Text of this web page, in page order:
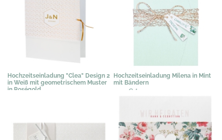
Hochzeitseinladung "Clea" Design 2
in Weiß mit geometrischem Muster
in Roségold
Hochzeitseinladung Milena in Mint
mit Bändern
3,19 € *